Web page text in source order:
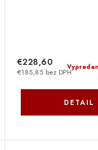
€185,85 bez DPH
€228,60
DETAIL